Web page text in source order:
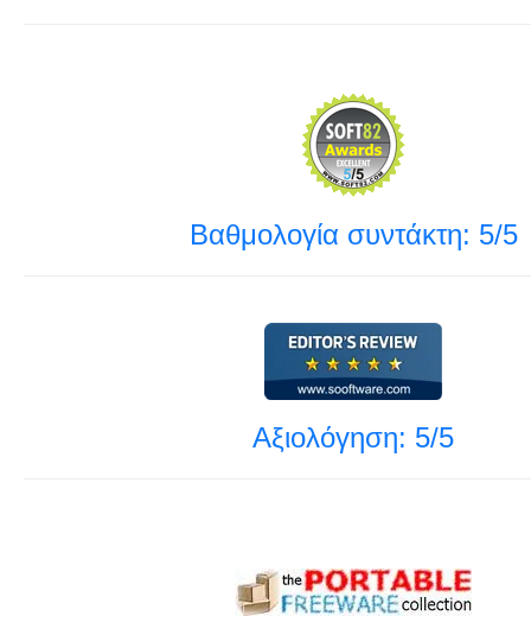
Βαθμολογία συντάκτη: 5/5
Αξιολόγηση: 5/5